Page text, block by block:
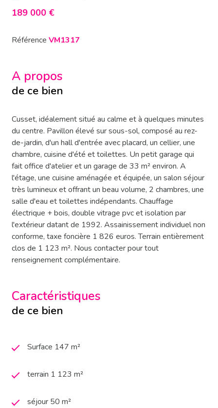
189 000 €
Référence VM1317
A propos
de ce bien
Cusset, idéalement situé au calme et à quelques minutes
du centre. Pavillon élevé sur sous-sol, composé au rez-
de-jardin, d'un hall d'entrée avec placard, un cellier, une
chambre, cuisine d'été et toilettes. Un petit garage qui
fait office d'atelier et un garage de 33 m² environ. A
l'étage, une cuisine aménagée et équipée, un salon séjour
très lumineux et offrant un beau volume, 2 chambres, une
salle d'eau et toilettes indépendants. Chauffage
électrique + bois, double vitrage pvc et isolation par
l'extérieur datant de 1992. Assainissement individuel non
conforme, taxe foncière 1 826 euros. Terrain entièrement
clos de 1 123 m². Nous contacter pour tout
renseignement complémentaire.
Caractéristiques
de ce bien
Surface 147 m²
terrain 1 123 m²
séjour 50 m²